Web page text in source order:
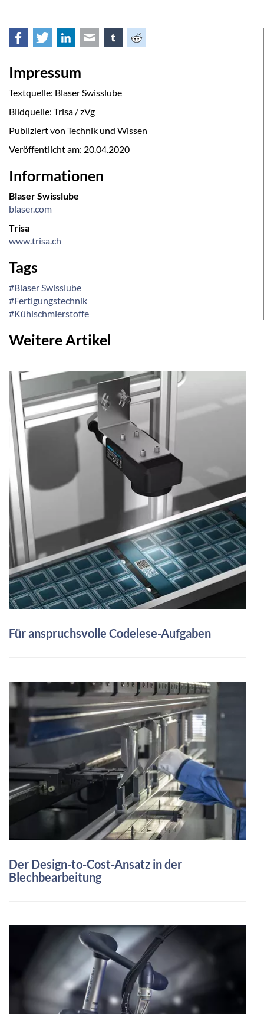
Facebook
TwitterLinkedInE-mail tumblrReddit
Impressum
Textquelle: Blaser Swisslube
Bildquelle: Trisa / zVg
Publiziert von Technik und Wissen
Veröffentlicht am: 20.04.2020
Informationen
Blaser Swisslube
blaser.com
Trisa
www.trisa.ch
Tags
#Blaser Swisslube
#Fertigungstechnik
#Kühlschmierstoffe
Weitere Artikel
Für anspruchsvolle Codelese-Aufgaben
Der Design-to-Cost-Ansatz in der
Blechbearbeitung